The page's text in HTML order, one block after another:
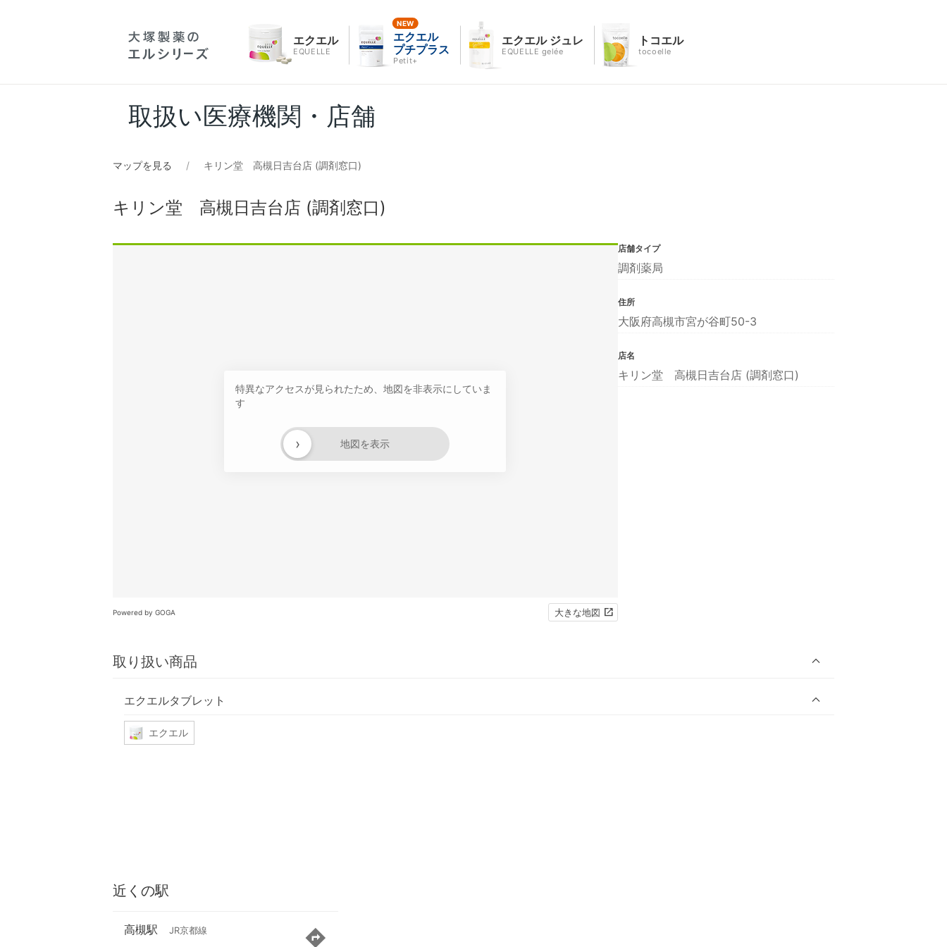
エクエル
EQUELLE
エクエル
プチプラス
Petit+
エクエル ジュレ
EQUELLE gelée
トコエル
tocoelle
取扱い医療機関・店舗
マップを見る キリン堂 高槻日吉台店 (調剤窓口)
キリン堂 高槻日吉台店 (調剤窓口)
特異なアクセスが見られたため、地図を非表示にしていま
す
地図を表示
›
Powered by GOGA 大きな地図
取り扱い商品
エクエルタブレット
エクエル
店舗タイプ
調剤薬局
住所
大阪府高槻市宮が谷町50-3
店名
キリン堂 高槻日吉台店 (調剤窓口)
近くの駅
高槻駅 JR京都線